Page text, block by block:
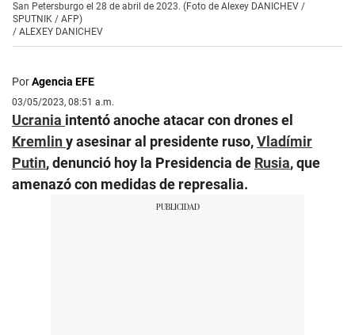
San Petersburgo el 28 de abril de 2023. (Foto de Alexey DANICHEV /
SPUTNIK / AFP)
/ ALEXEY DANICHEV
PorAgencia EFE
03/05/2023, 08:51 a.m.
Ucrania intentó anoche atacar con drones el
Kremliny asesinar al presidente ruso,Vladímir
Putin, denunció hoy la Presidencia de Rusia, que
amenazó con medidas de represalia.